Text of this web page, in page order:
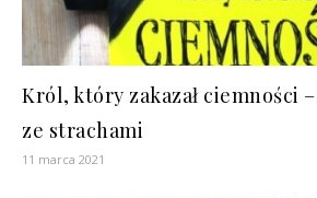
Król, który zakazał ciemności
ze strachami
11 marca 2021